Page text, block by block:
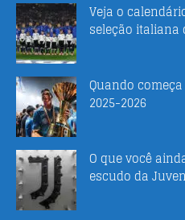
Veja o
seleção italiana
Quando
2025-2026
O que você
escudo da